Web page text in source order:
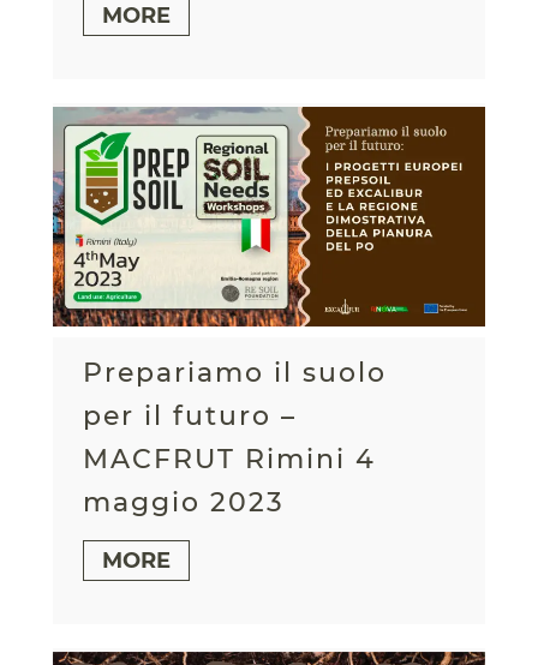
MORE
Prepariamo il suolo
per il futuro –
MACFRUT Rimini 4
maggio 2023
MORE